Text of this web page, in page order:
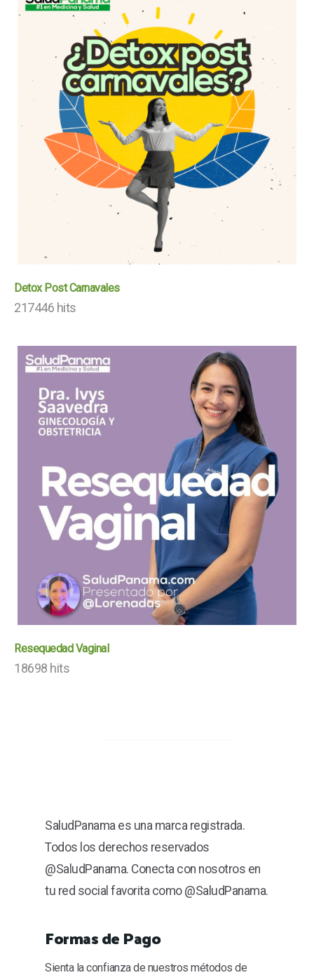
Detox Post Carnavales
217446 hits
Resequedad Vaginal
18698 hits
SaludPanama es una marca registrada.
Todos los derechos reservados
@SaludPanama. Conecta con nosotros en
tu red social favorita como @SaludPanama.
Formas de Pago
Sienta la confianza de nuestros métodos de